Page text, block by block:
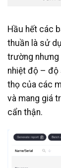
Hầu hết các
thuần là sử
trường nhưng
nhiệt độ – độ
thọ của các
và mang giá
cẩn thận.